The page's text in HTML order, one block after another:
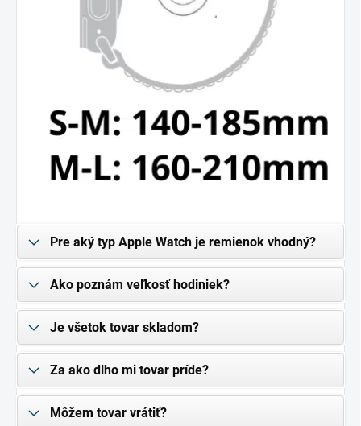
Pre aký typ Apple Watch je remienok vhodný?
Ako poznám veľkosť hodiniek?
Je všetok tovar skladom?
Za ako dlho mi tovar príde?
Môžem tovar vrátiť?